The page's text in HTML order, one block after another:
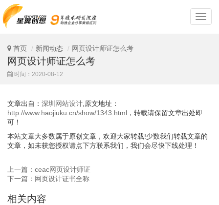
深
圳
首页 新闻动态 网页设计师证怎么考
网页设计师证怎么考
时间：2020-08-12
文章出自： 深圳网站设计 ,原文地址：
http://www.haojiuku.cn/show/1343.html ，转载请保留文章出处即
可！
本站文章大多数属于原创文章，欢迎大家转载!少数我们转载文章的
文章，如未获您授权请点下方联系我们，我们会尽快下线处理！
上一篇：ceac网页设计师证
下一篇：网页设计证书全称
相关内容